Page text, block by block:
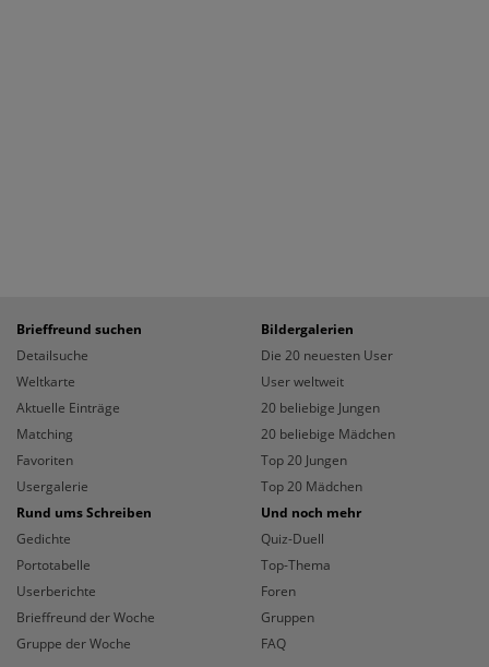
Brieffreund suchen
Detailsuche
Weltkarte
Aktuelle Einträge
Matching
Favoriten
Usergalerie
Bildergalerien
Die 20 neuesten User
User weltweit
20 beliebige Jungen
20 beliebige Mädchen
Top 20 Jungen
Top 20 Mädchen
Rund ums Schreiben
Gedichte
Portotabelle
Userberichte
Brieffreund der Woche
Gruppe der Woche
Und noch mehr
Quiz-Duell
Top-Thema
Foren
Gruppen
FAQ